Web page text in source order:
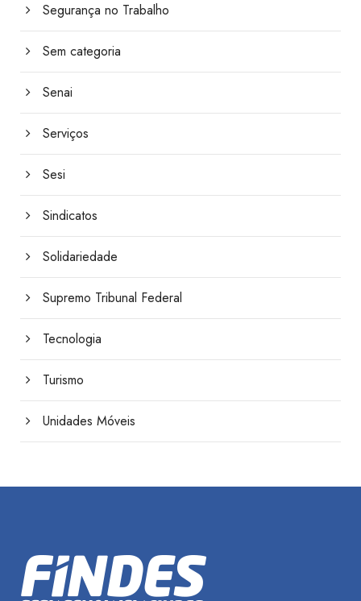
Segurança no Trabalho
Sem categoria
Senai
Serviços
Sesi
Sindicatos
Solidariedade
Supremo Tribunal Federal
Tecnologia
Turismo
Unidades Móveis